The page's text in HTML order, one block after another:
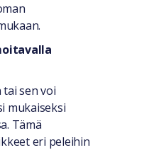
sen voi
mukaiseksi
Tämä
eri peleihin